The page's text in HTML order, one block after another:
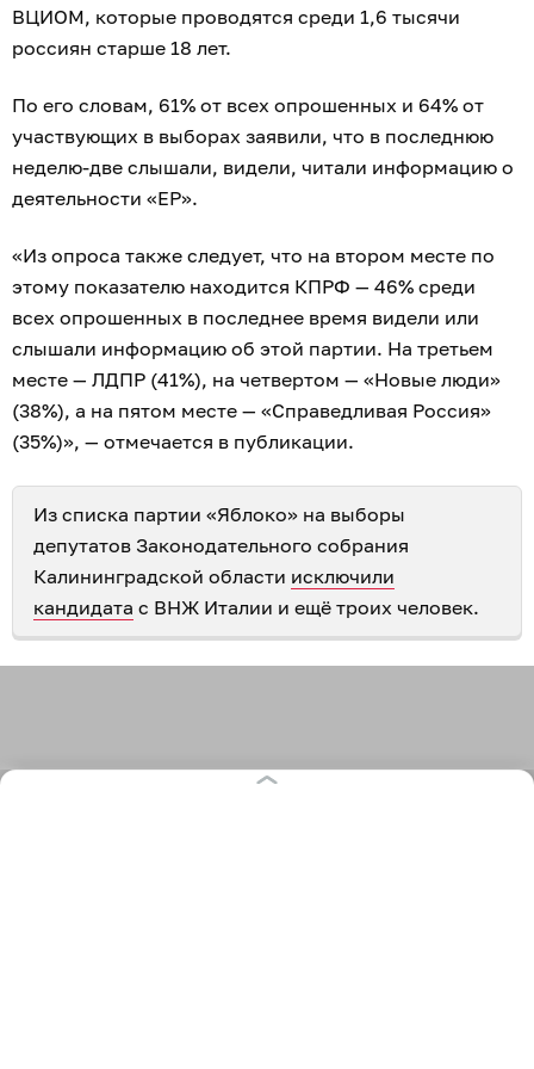
ВЦИОМ, которые проводятся среди 1,6 тысячи
россиян старше 18 лет.
По его словам, 61% от всех опрошенных и 64% от
участвующих в выборах заявили, что в последнюю
неделю-две слышали, видели, читали информацию о
деятельности «ЕР».
«Из опроса также следует, что на втором месте по
этому показателю находится КПРФ — 46% среди
всех опрошенных в последнее время видели или
слышали информацию об этой партии. На третьем
месте — ЛДПР (41%), на четвертом — «Новые люди»
(38%), а на пятом месте — «Справедливая Россия»
(35%)», — отмечается в публикации.
Из списка партии «Яблоко» на выборы
депутатов Законодательного собрания
Калининградской области исключили
кандидата с ВНЖ Италии и ещё троих человек.